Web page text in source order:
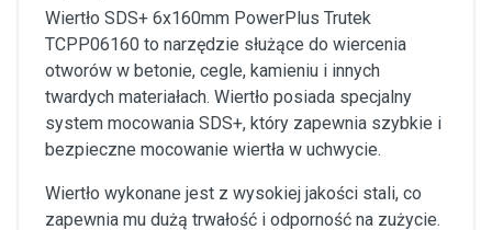
Wiertło SDS+ 6x160mm PowerPlus Trutek
TCPP06160 to narzędzie służące do wiercenia
otworów w betonie, cegle, kamieniu i innych
twardych materiałach. Wiertło posiada specjalny
system mocowania SDS+, który zapewnia szybkie i
bezpieczne mocowanie wiertła w uchwycie.
Wiertło wykonane jest z wysokiej jakości stali, co
zapewnia mu dużą trwałość i odporność na zużycie.